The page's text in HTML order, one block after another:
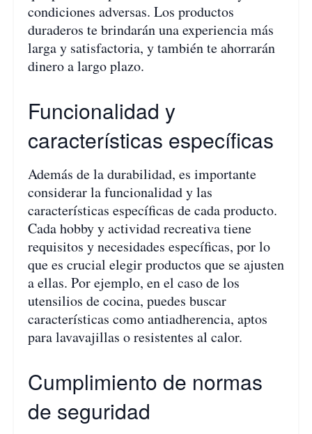
condiciones adversas. Los productos
duraderos te brindarán una experiencia más
larga y satisfactoria, y también te ahorrarán
dinero a largo plazo.
Funcionalidad y
características específicas
Además de la durabilidad, es importante
considerar la funcionalidad y las
características específicas de cada producto.
Cada hobby y actividad recreativa tiene
requisitos y necesidades específicas, por lo
que es crucial elegir productos que se ajusten
a ellas. Por ejemplo, en el caso de los
utensilios de cocina, puedes buscar
características como antiadherencia, aptos
para lavavajillas o resistentes al calor.
Cumplimiento de normas
de seguridad